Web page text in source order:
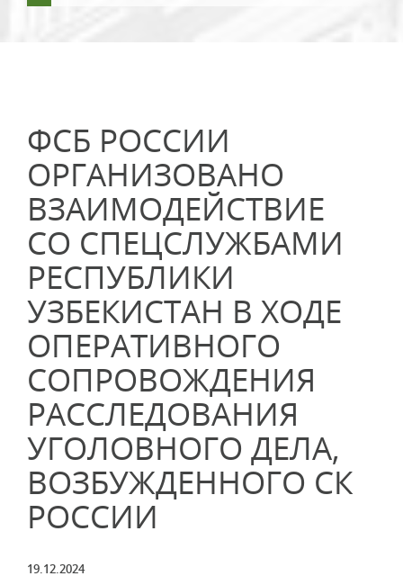
ФСБ РОССИИ
ОРГАНИЗОВАНО
ВЗАИМОДЕЙСТВИЕ
СО СПЕЦСЛУЖБАМИ
РЕСПУБЛИКИ
УЗБЕКИСТАН В ХОДЕ
ОПЕРАТИВНОГО
СОПРОВОЖДЕНИЯ
РАССЛЕДОВАНИЯ
УГОЛОВНОГО ДЕЛА,
ВОЗБУЖДЕННОГО СК
РОССИИ
19.12.2024